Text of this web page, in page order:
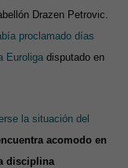
Drazen Petrovic.
proclamado días
Euroliga disputado en
la situación del
acomodo en
disciplina